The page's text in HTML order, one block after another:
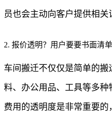
员也会主动向客户提供相关
2. 报价透明？用户要要书面清单
车间搬迁不仅仅是简单的
料、办公用品、工具等多种
费用的透明度是非常重要